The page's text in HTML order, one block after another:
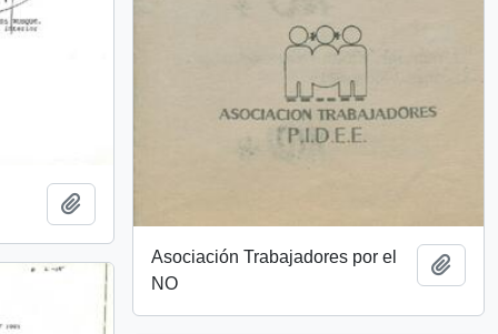
Asociación Trabajadores por el
NO
Añadir al portapapeles